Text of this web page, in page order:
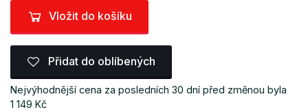
Vložit do košíku
Přidat do oblíbených
Nejvýhodnější cena za posledních 30 dní před změnou byla
1 149 Kč